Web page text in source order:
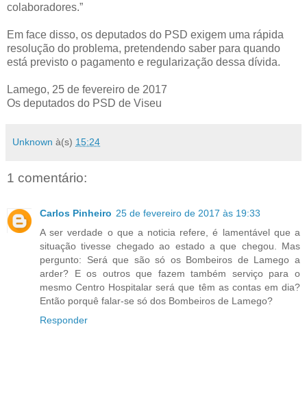
colaboradores.”
Em face disso, os deputados do PSD exigem uma rápida
resolução do problema, pretendendo saber para quando
está previsto o pagamento e regularização dessa dívida.
Lamego, 25 de fevereiro de 2017
Os deputados do PSD de Viseu
Unknown à(s) 15:24
1 comentário:
Carlos Pinheiro 25 de fevereiro de 2017 às 19:33
A ser verdade o que a noticia refere, é lamentável que a
situação tivesse chegado ao estado a que chegou. Mas
pergunto: Será que são só os Bombeiros de Lamego a
arder? E os outros que fazem também serviço para o
mesmo Centro Hospitalar será que têm as contas em dia?
Então porquê falar-se só dos Bombeiros de Lamego?
Responder